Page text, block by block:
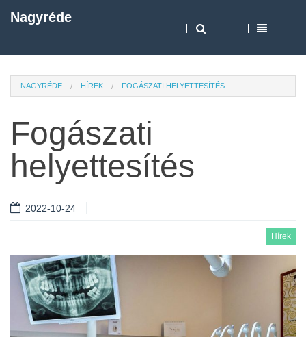
Nagyréde
NAGYRÉDE HÍREK FOGÁSZATI HELYETTESÍTÉS
Fogászati
helyettesítés
2022-10-24
Hírek